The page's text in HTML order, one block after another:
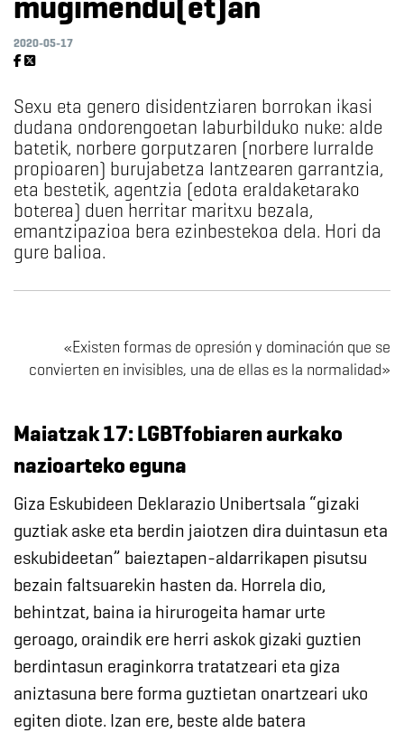
2020-05-17
Sexu eta genero disidentziaren borrokan ikasi
dudana ondorengoetan laburbilduko nuke: alde
batetik, norbere gorputzaren (norbere lurralde
propioaren) burujabetza lantzearen garrantzia,
eta bestetik, agentzia (edota eraldaketarako
boterea) duen herritar maritxu bezala,
emantzipazioa bera ezinbestekoa dela. Hori da
gure balioa.
«Existen formas de opresión y dominación que se
convierten en invisibles, una de ellas es la normalidad»
Maiatzak 17: LGBTfobiaren aurkako
nazioarteko eguna
Giza Eskubideen Deklarazio Unibertsala “gizaki
guztiak aske eta berdin jaiotzen dira duintasun eta
eskubideetan” baieztapen-aldarrikapen pisutsu
bezain faltsuarekin hasten da. Horrela dio,
behintzat, baina ia hirurogeita hamar urte
geroago, oraindik ere herri askok gizaki guztien
berdintasun eraginkorra tratatzeari eta giza
aniztasuna bere forma guztietan onartzeari uko
egiten diote. Izan ere, beste alde batera